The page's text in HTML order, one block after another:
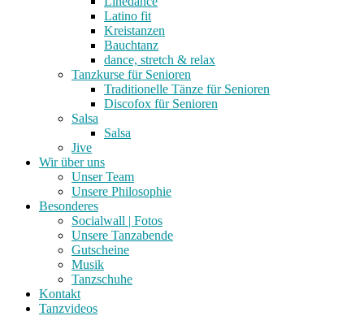
Latino fit
Kreistanzen
Bauchtanz
dance, stretch & relax
Tanzkurse für Senioren
Traditionelle Tänze für Senioren
Discofox für Senioren
Salsa
Salsa
Jive
Wir über uns
Unser Team
Unsere Philosophie
Besonderes
Socialwall | Fotos
Unsere Tanzabende
Gutscheine
Musik
Tanzschuhe
Kontakt
Tanzvideos